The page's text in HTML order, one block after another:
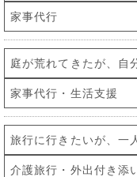
家事代行
庭が荒れてきたが、自
家事代行・生活支援
旅行に行きたいが、一
介護旅行・外出付き添